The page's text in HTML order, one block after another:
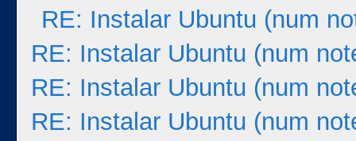
RE: Instalar Ubuntu (num
RE: Instalar Ubuntu (num
RE: Instalar Ubuntu (num
RE: Instalar Ubuntu (num